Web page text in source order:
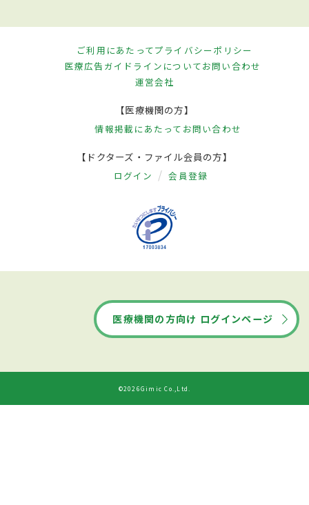
ご利用にあたってプライバシーポリシー
医療広告ガイドラインについてお問い合わせ
運営会社
【医療機関の方】
情報掲載にあたって お問い合わせ
【ドクターズ・ファイル会員の方】
ログイン 会員登録
医療機関の方向け ログインページ
©2026Gimic Co.,Ltd.